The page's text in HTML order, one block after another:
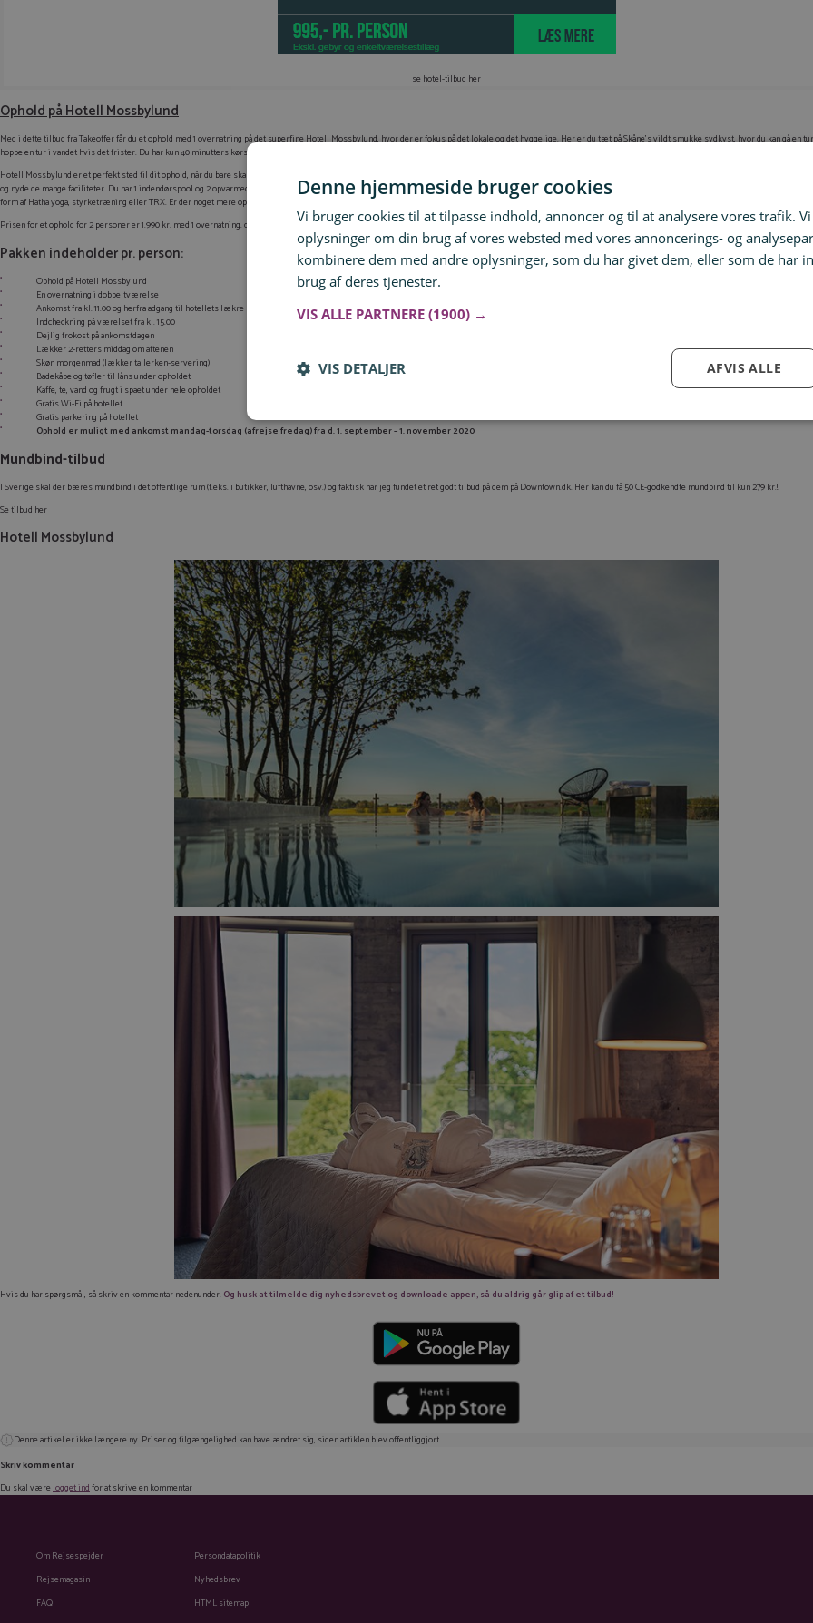
se hotel-tilbud her
Ophold på Hotell Mossbylund
Med i dette tilbud fra Takeoffer får du et ophold med 1 overnatning på det superfine Hotell Mossbylund, hvor der er fokus på det lokale og det hyggelige. Her er du tæt på Skåne’s vildt smukke sydkyst, hvor du kan gå en
hoppe en tur i vandet hvis det frister. Du har kun 40 minutters kørsel til Malmø og Lund eller et kvarter til Ystad, hvis du kunne tænke dig, at opleve hvad Sverige har at byde på.
Hotell Mossbylund er et perfekt sted til dit ophold, når du bare skal koble helt af – og så i vildt smukke omigvelser. I bliver indkvarteret på et vildt hyggeligt værelse, hvor du nærmest bare kan hoppe i morgenkåben med
og nyde de mange faciliteter. Du har 1 indendørspool og 2 opvarmede udendørspool til rådighed, eller nyd udsigten over markerne fra deres udendørs jacuzzi. Kan du ikke holde til at sidde stille, så er der også et væld af
form af Hatha yoga, styrketræning eller TRX. Er der noget mere oplagt tidspunkt med lidt spahygge, end efter en hård træning?
Prisen for et ophold for 2 personer er 1.990 kr. med 1 overnatning. dvs. 995 kr. pr. person. Tilbuddet indeholder alt som er nævnt nedenfor:
Pakken indeholder pr. person:
Ophold på Hotell Mossbylund
En overnatning i dobbeltværelse
Ankomst fra kl. 11.00 og herfra adgang til hotellets lækre spa-afdeling (værdi: 325 SEK pr. person)
Indcheckning på værelset fra kl. 15.00
Dejlig frokost på ankomstdagen
Lækker 2-retters middag om aftenen
Skøn morgenmad (lækker tallerken-servering)
Badekåbe og tøfler til låns under opholdet
Kaffe, te, vand og frugt i spaet under hele opholdet
Gratis Wi-Fi på hotellet
Gratis parkering på hotellet
Ophold er muligt med ankomst mandag-torsdag (afrejse fredag) fra d. 1. september – 1. november 2020
Mundbind-tilbud
I Sverige skal der bæres mundbind i det offentlige rum (f.eks. i butikker, lufthavne, osv.) og faktisk har jeg fundet et ret godt tilbud på dem på Downtown.dk. Her kan du få 50 CE-godkendte mundbind til kun 279 kr.!
Se tilbud her
Hotell Mossbylund
Hvis du har spørgsmål, så skriv en kommentar nedenunder. Og husk at tilmelde dig nyhedsbrevet og downloade appen, så du aldrig går glip af et tilbud!
Denne artikel er ikke længere ny. Priser og tilgængelighed kan have ændret sig, siden artiklen blev offentliggjort.
Skriv kommentar
Du skal værelogget indfor at skrive en kommentar
Om Rejsespejder
Rejsemagasin
FAQ
Persondatapolitik
Nyhedsbrev
HTML sitemap
Du kan tilføje op til 99 tilbud
Denne hjemmeside bruger cookies
Vi bruger cookies til at tilpasse indhold, annoncer og til at analysere vores trafik.
oplysninger om din brug af vores websted med vores annoncerings- og
kombinere dem med andre oplysninger, som du har givet dem, eller som de har
brug af deres tjenester.
VIS ALLE PARTNERE (1900) →
AFVIS ALLE
VIS DETALJER